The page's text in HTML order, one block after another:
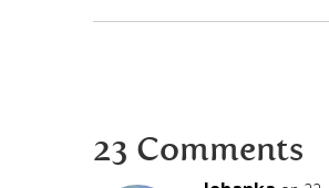
23 Comments